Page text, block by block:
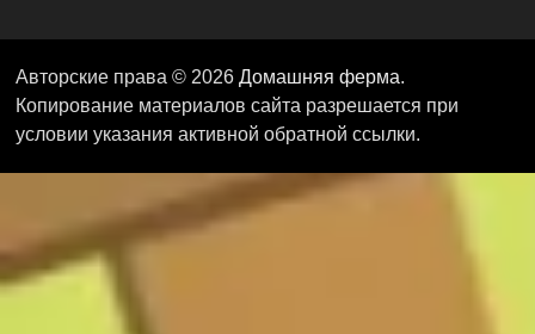
Авторские права © 2026 Домашняя ферма.
Копирование материалов сайта разрешается при
условии указания активной обратной ссылки.